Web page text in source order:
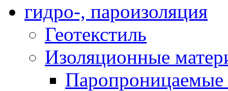
гидро-, пароизоляция
Геотекстиль
Изоляционные